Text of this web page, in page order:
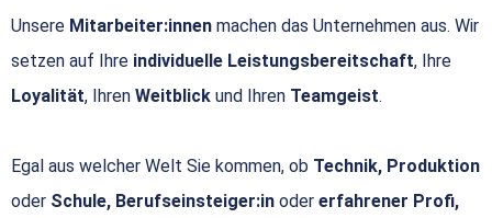
Unsere Mitarbeiter:innen machen das Unternehmen aus. Wir
setzen auf Ihre individuelle Leistungsbereitschaft, Ihre
Loyalität, Ihren Weitblick und Ihren Teamgeist.
Egal aus welcher Welt Sie kommen, ob Technik, Produktion
oder Schule, Berufseinsteiger:in oder erfahrener Profi,